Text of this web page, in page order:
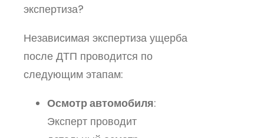
экспертиза?
Независимая экспертиза ущерба
после ДТП проводится по
следующим этапам:
Осмотр автомобиля:
Эксперт проводит